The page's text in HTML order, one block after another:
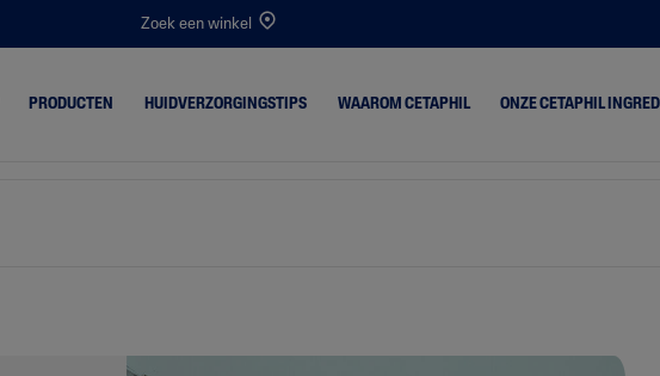
Zoek een winkel
PRODUCTEN HUIDVERZORGINGSTIPS WAAROM CETAPHIL ONZE CETAPHIL